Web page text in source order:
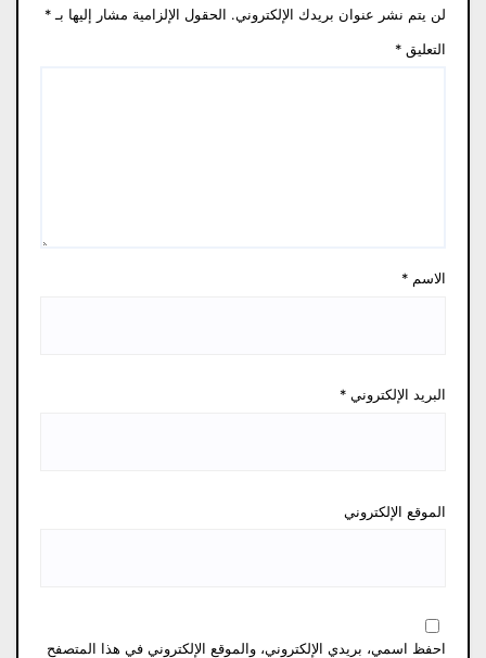
لن يتم نشر عنوان بريدك الإلكتروني. الحقول الإلزامية مشار إليها بـ *
التعليق *
الاسم *
البريد الإلكتروني *
الموقع الإلكتروني
احفظ اسمي، بريدي الإلكتروني، والموقع الإلكتروني في هذا المتصفح